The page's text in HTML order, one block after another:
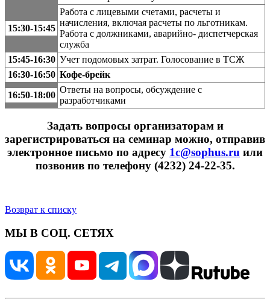
15:30-15:45
Работа с лицевыми счетами, расчеты и
начисления, включая расчеты по льготникам.
Работа с должниками, аварийно- диспетчерская
служба
15:45-16:30 Учет подомовых затрат. Голосование в ТСЖ
16:30-16:50 Кофе-брейк
16:50-18:00
Ответы на вопросы, обсуждение с
разработчиками
Задать вопросы организаторам и
зарегистрироваться на семинар можно, отправив
электронное письмо по адресу 1c@sophus.ru или
позвонив по телефону (4232) 24-22-35.
Возврат к списку
МЫ В СОЦ. СЕТЯХ